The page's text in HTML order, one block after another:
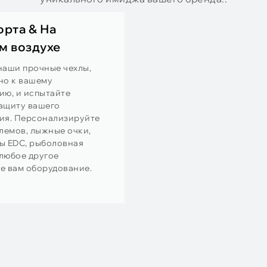
Медицинский
Деликатные медицинские устройства
требуют предельного ухода.. Наши
специальные чехлы из
этиленвинилацетата созданы для
таких применений, как
респираторные маски., глюкометры, и
более.
Подробнее